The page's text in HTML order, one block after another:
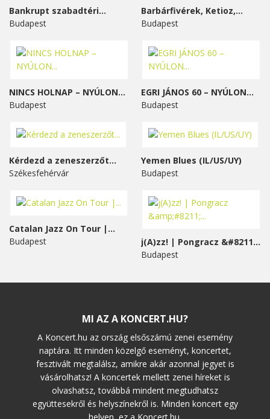
Bankrupt szabadtéri...
Budapest
Barbárfivérek, Ketioz,...
Budapest
NINCS HOLNAP – NYÚLON...
Budapest
EGRI JÁNOS 60 – NYÚLON...
Budapest
Kérdezd a zeneszerzőt...
Székesfehérvár
Yemen Blues (IL/US/UY)
Budapest
Catalan Jazz On Tour |...
Budapest
j(A)zz! | Pongracz &#8211;...
Budapest
MI AZ A KONCERT.HU?
A Koncert.hu az ország elsőszámú zenei esemény
naptára. Itt minden közelgő eseményt, koncertet,
fesztivált megtalálsz, amikre akár azonnal jegyet is
vásárolhatsz! A koncertek mellett zenei híreket is
olvashatsz, továbbá mindent megtudhatsz
együttesekről és helyszínekről is. Minden koncert egy